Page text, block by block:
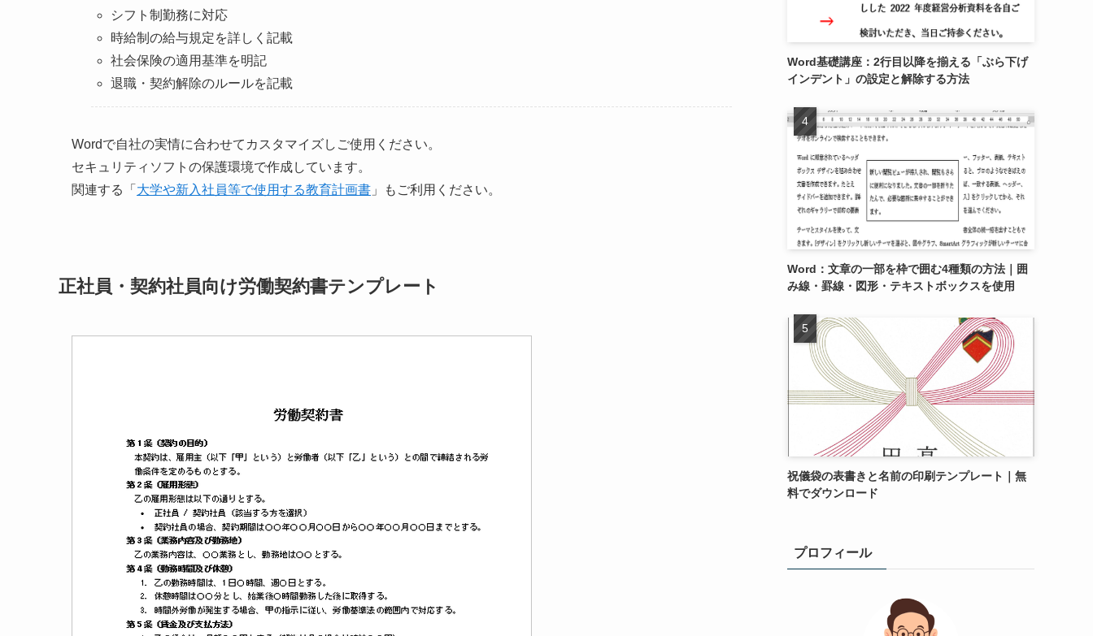
シフト制勤務に対応
時給制の給与規定を詳しく記載
社会保険の適用基準を明記
退職・契約解除のルールを記載
Wordで自社の実情に合わせてカスタマイズしご使用ください。
セキュリティソフトの保護環境で作成しています。
関連する「 大学や新入社員等で使用する教育計画書 」もご利用ください。
正社員・契約社員向け労働契約書テンプレート
Word基礎講座：2行目以降を揃える「ぶら下げ
インデント」の設定と解除する方法
Word：文章の一部を枠で囲む4種類の方法｜囲
み線・罫線・図形・テキストボックスを使用
祝儀袋の表書きと名前の印刷テンプレート｜無
料でダウンロード
プロフィール